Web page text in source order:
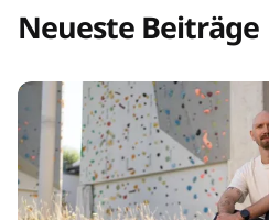
Neueste Beiträge